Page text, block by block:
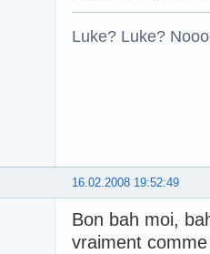
Luke? Luke?
16.02.2008 19:52:49
Bon bah moi,
vraiment